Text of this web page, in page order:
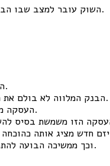
השוק עובר למצב שבו הבנקים מממנים לפי מחיר העסקה, בלי לבדוק אם הוא סביר.
הקבלן מוכר דירה במחיר גבוה מהמחירון המאושר בפרויקט.
הבנק המלווה לא בולם את העסקה – אלא מאפשר אותה ואף רואה בה חיזוק לפרויקט.
העסקה מדווחת לרשות המסים ונכנסת למאגר כ"עסקת שוק" רגילה.
וכך ממשיכה הבועה להתנפח דרך שכפול עצמי של מחירים – ללא עוגן כלכלי אמיתי.